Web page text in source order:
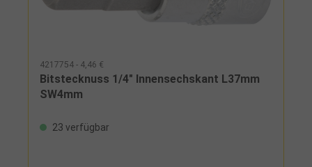
4217754 - 4,46 €
Bitstecknuss 1/4" Innensechskant L37mm
SW4mm
23 verfügbar